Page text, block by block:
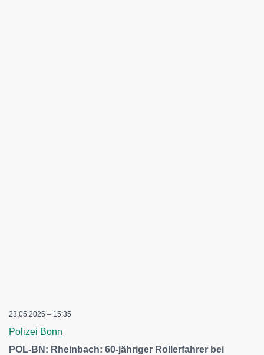
23.05.2026 – 15:35
Polizei Bonn
POL-BN: Rheinbach: 60-jähriger Rollerfahrer bei